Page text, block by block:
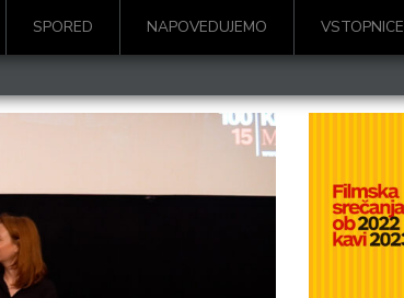
SPORED NAPOVEDUJEMO VSTOPNICE